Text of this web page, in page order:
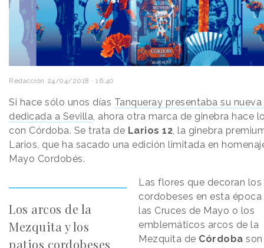
Redacción 24/04/2018 · 16:40
Si hace sólo unos días Tanqueray presentaba su
dedicada a Sevilla, ahora otra marca de ginebra hace
con Córdoba. Se trata de Larios 12, la ginebra
Larios, que ha sacado una edición limitada en
Mayo Cordobés.
Los arcos de la
Mezquita y los
patios cordobeses
Las flores que decoran
cordobeses en esta época
las Cruces de Mayo o los
emblemáticos arcos de la
Mezquita de Córdoba